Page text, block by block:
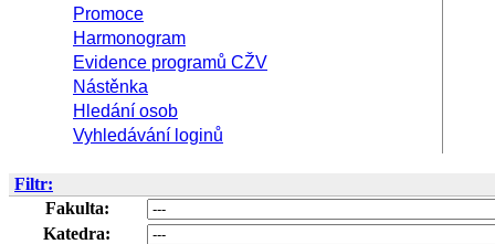
Promoce
Harmonogram
Evidence programů CŽV
Nástěnka
Hledání osob
Vyhledávání loginů
Filtr:
Fakulta:
Katedra: